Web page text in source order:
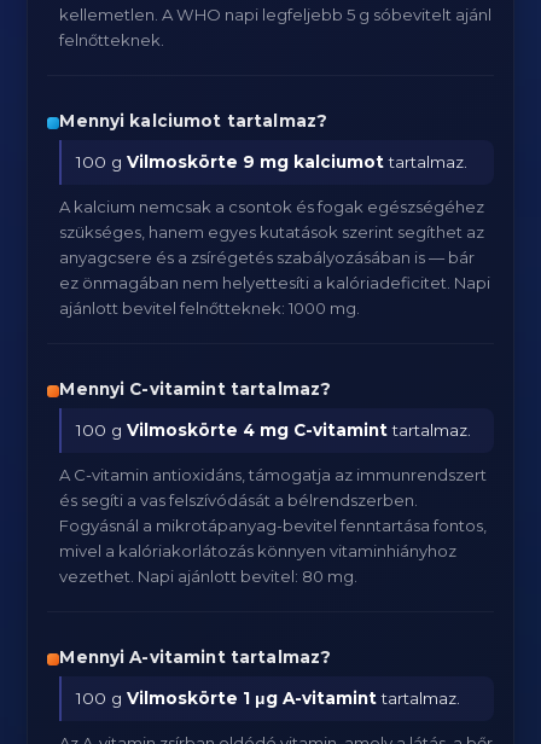
kellemetlen. A WHO napi legfeljebb 5 g sóbevitelt ajánl
felnőtteknek.
Mennyi kalciumot tartalmaz?
100 gVilmoskörte 9 mg kalciumottartalmaz.
A kalcium nemcsak a csontok és fogak egészségéhez
szükséges, hanem egyes kutatások szerint segíthet az
anyagcsere és a zsírégetés szabályozásában is — bár
ez önmagában nem helyettesíti a kalóriadeficitet. Napi
ajánlott bevitel felnőtteknek: 1000 mg.
Mennyi C-vitamint tartalmaz?
100 gVilmoskörte 4 mg C-vitaminttartalmaz.
A C-vitamin antioxidáns, támogatja az immunrendszert
és segíti a vas felszívódását a bélrendszerben.
Fogyásnál a mikrotápanyag-bevitel fenntartása fontos,
mivel a kalóriakorlátozás könnyen vitaminhiányhoz
vezethet. Napi ajánlott bevitel: 80 mg.
Mennyi A-vitamint tartalmaz?
100 gVilmoskörte 1 μg A-vitaminttartalmaz.